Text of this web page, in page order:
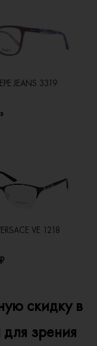
JEANS 3319
VE 1218
скидку в
зрения